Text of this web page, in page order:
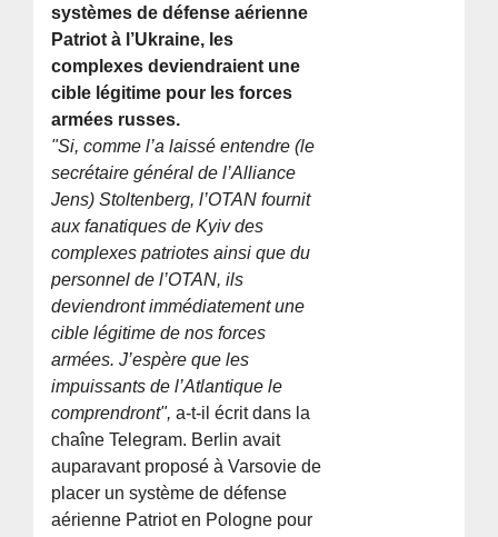
systèmes de défense aérienne
Patriot à l’Ukraine, les
complexes deviendraient une
cible légitime pour les forces
armées russes.
"Si, comme l’a laissé entendre (le
secrétaire général de l’Alliance
Jens) Stoltenberg, l’OTAN fournit
aux fanatiques de Kyiv des
complexes patriotes ainsi que du
personnel de l’OTAN, ils
deviendront immédiatement une
cible légitime de nos forces
armées. J’espère que les
impuissants de l’Atlantique le
comprendront", a-t-il écrit dans la
chaîne Telegram. Berlin avait
auparavant proposé à Varsovie de
placer un système de défense
aérienne Patriot en Pologne pour